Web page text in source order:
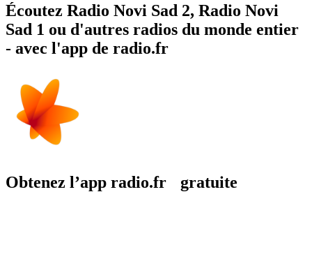
Écoutez Radio Novi Sad 2, Radio Novi
Sad 1 ou d'autres radios du monde entier
- avec l'app de radio.fr
Obtenez l’app radio.fr gratuite